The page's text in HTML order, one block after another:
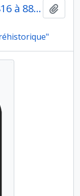
Diapositives numérotées 8816 à 8841